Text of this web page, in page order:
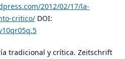
2012/02/17/la-
critico/DOI:
tradicional y crítica. Zeitschrift